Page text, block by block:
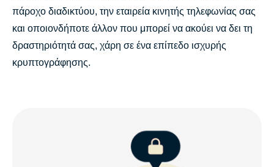
πάροχο διαδικτύου, την εταιρεία κινητής τηλεφωνίας σας
και οποιονδήποτε άλλον που μπορεί να ακούει να δει τη
δραστηριότητά σας, χάρη σε ένα επίπεδο ισχυρής
κρυπτογράφησης.